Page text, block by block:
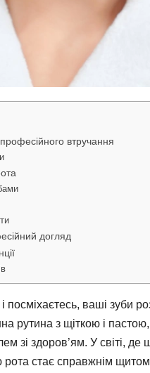
професійного втручання
догляд
ваші зуби
рутина з щіткою і
зі здоров’ям. У світі, де
стає справжнім щитом,